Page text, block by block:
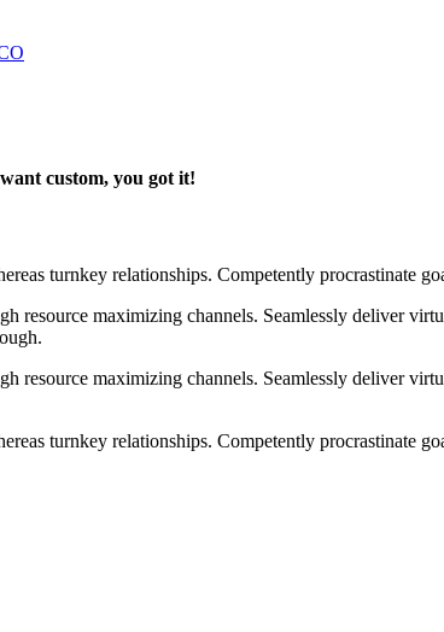
custom, you got it!
turnkey relationships. Competently procrastinate
resource maximizing channels. Seamlessly deliver
resource maximizing channels. Seamlessly deliver
turnkey relationships. Competently procrastinate